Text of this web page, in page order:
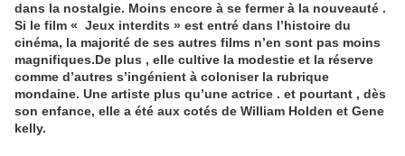
dans la nostalgie. Moins encore à se fermer à la nouveauté .
Si le film « Jeux interdits » est entré dans l’histoire du
cinéma, la majorité de ses autres films n’en sont pas moins
magnifiques.De plus , elle cultive la modestie et la réserve
comme d’autres s’ingénient à coloniser la rubrique
mondaine. Une artiste plus qu’une actrice . et pourtant , dès
son enfance, elle a été aux cotés de William Holden et Gene
kelly.